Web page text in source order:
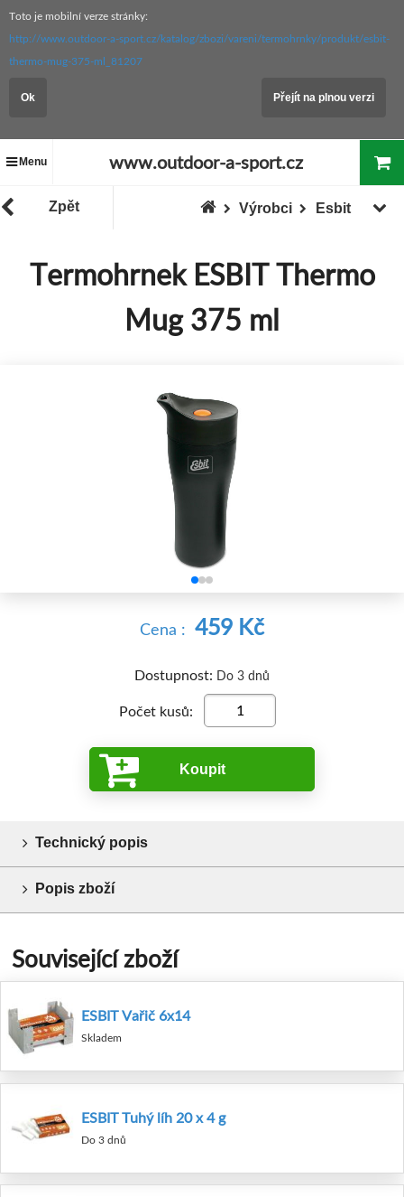
Toto je mobilní verze stránky:
http://www.outdoor-a-sport.cz/katalog/zbozi/vareni/termohrnky/produkt/esbit-
thermo-mug-375-ml_81207
Ok Přejít na plnou verzi
Menu www.outdoor-a-sport.cz
Zpět Esbit
Výrobci
Termohrnek ESBIT Thermo
Mug 375 ml
Cena : 459 Kč
Dostupnost: Do 3 dnů
Počet kusů:
Koupit
Technický popis
Popis zboží
Související zboží
ESBIT Vařič 6x14
Skladem
ESBIT Tuhý líh 20 x 4 g
Do 3 dnů